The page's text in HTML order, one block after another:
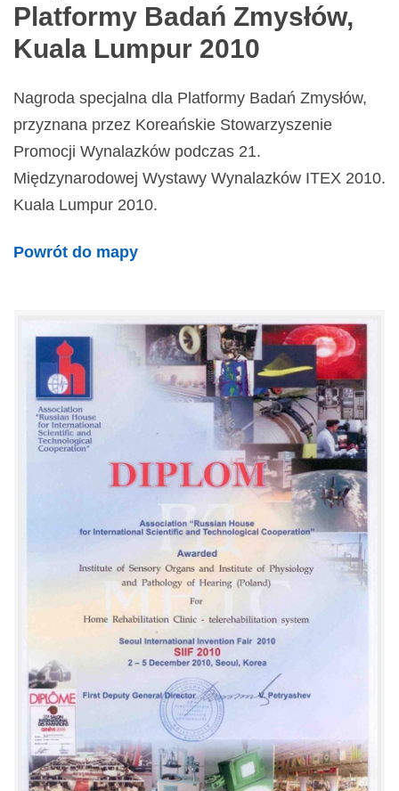
Platformy Badań Zmysłów,
Kuala Lumpur 2010
Nagroda specjalna dla Platformy Badań Zmysłów,
przyznana przez Koreańskie Stowarzyszenie
Promocji Wynalazków podczas 21.
Międzynarodowej Wystawy Wynalazków ITEX 2010.
Kuala Lumpur 2010.
Powrót do mapy